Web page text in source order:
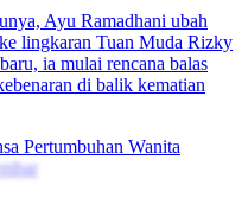
Keluarga Sada. Saat kecil,